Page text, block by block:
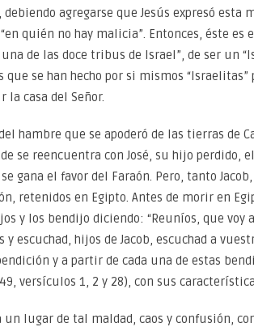
agregarse que Jesús expresó esta
quién no hay malicia”. Entonces, éste es
de las doce tribus de Israel”, de ser un
se han hecho por si mismos
casa del Señor.
hambre que se apoderó de las tierras de
se reencuentra con José, su hijo perdido,
gana el favor del Faraón. Pero, tanto
retenidos en Egipto. Antes de morir en
y los bendijo diciendo: “Reuníos, que voy
escuchad, hijos de Jacob, escuchad a
y a partir de cada una de estas
versículos 1, 2 y 28), con sus
lugar de tal maldad, caos y confusión,